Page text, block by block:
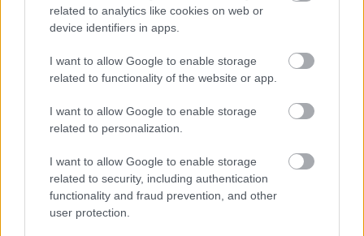
related to analytics like cookies on web or
device identifiers in apps.
I want to allow Google to enable storage
related to functionality of the website or app.
I want to allow Google to enable storage
related to personalization.
I want to allow Google to enable storage
related to security, including authentication
functionality and fraud prevention, and other
user protection.